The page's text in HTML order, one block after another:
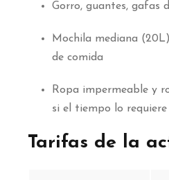
Gorro, guantes, gafas
Mochila mediana
de comida
Ropa impermeable y
si el tiempo lo requiere
Tarifas de la